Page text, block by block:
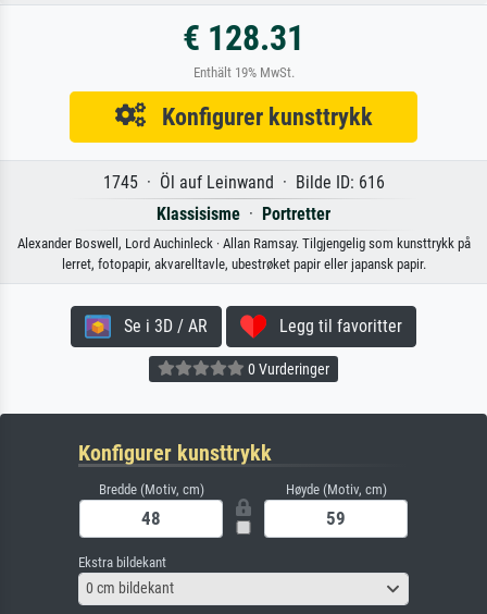
€ 128.31
Enthält 19% MwSt.
Konfigurer kunsttrykk
1745 · Öl auf Leinwand · Bilde ID: 616
Klassisisme · Portretter
Alexander Boswell, Lord Auchinleck · Allan Ramsay. Tilgjengelig som kunsttrykk på
lerret, fotopapir, akvarelltavle, ubestrøket papir eller japansk papir.
Se i 3D / AR Legg til favoritter
0 Vurderinger
Konfigurer kunsttrykk
Bredde (Motiv, cm) Høyde (Motiv, cm)
Ekstra bildekant
0 cm bildekant